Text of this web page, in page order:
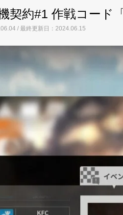
契約#1 作戦コード
/ 最終更新日：2024.06.15